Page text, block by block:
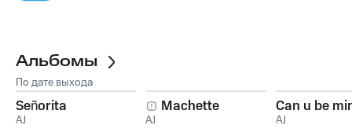
Альбомы
По дате выхода
Señorita
AJ
Machette
AJ
Can u be
AJ